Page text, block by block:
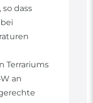
dass
Terrariums
an